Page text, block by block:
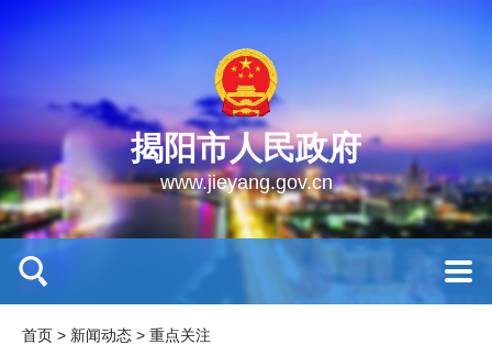
揭阳市人民政府
www.jieyang.gov.cn
首页 > 新闻动态 > 重点关注